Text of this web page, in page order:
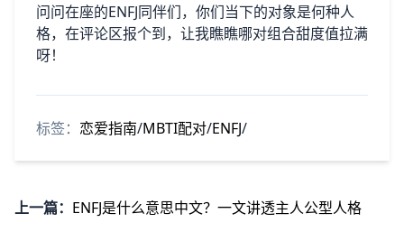
问问在座的ENFJ同伴们，你们当下的对象是何种人
格，在评论区报个到，让我瞧瞧哪对组合甜度值拉满
呀！
标签： 恋爱指南/MBTI配对/ENFJ/
上一篇： ENFJ是什么意思中文？一文讲透主人公型人格